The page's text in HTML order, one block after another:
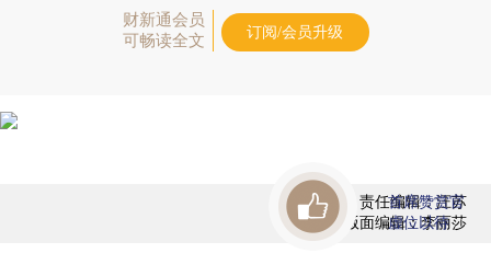
财新通会员
可畅读全文
订阅/会员升级
责任编辑：汪苏
版面编辑：李丽莎
首席赞赏官
虚位以待